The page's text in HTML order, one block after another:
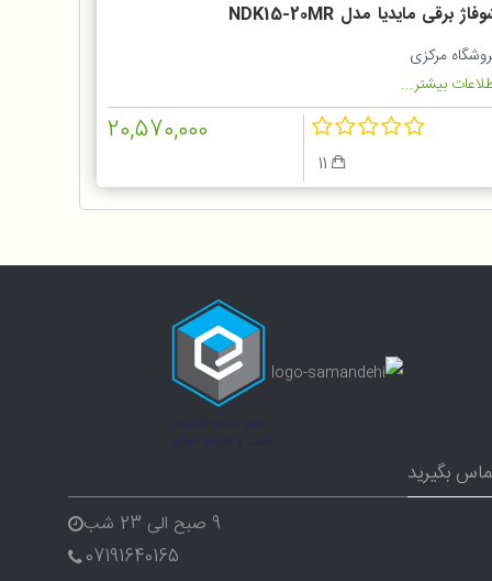
شوفاژ برقی مایدیا مدل NDK15-20MR
لمسی
مرکزی
بیشتر...
20,570,000
بگیرید
9 صبح الی 23 شب
07191640165